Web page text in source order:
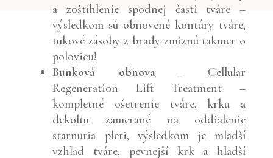
a zoštíhlenie spodnej časti tváre –
výsledkom sú obnovené kontúry tváre,
tukové zásoby z brady zmiznú takmer o
polovicu!
Bunková obnova – Cellular
Regeneration Lift Treatment –
kompletné ošetrenie tváre, krku a
dekoltu zamerané na oddialenie
starnutia pleti, výsledkom je mladší
vzhľad tváre, pevnejší krk a hladší